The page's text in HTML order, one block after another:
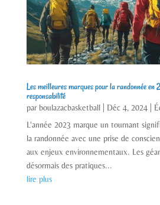
Les meilleures marques pour la randonnée en
responsabilité
par boulazacbasketball| Déc 4, 2024|
L'année 2023 marque un tournant
la randonnée avec une prise de
aux enjeux environnementaux. Les
désormais des pratiques...
lire plus